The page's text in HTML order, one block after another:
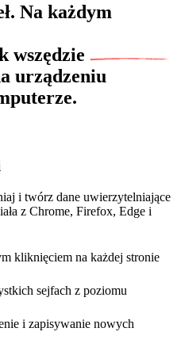
Na każdym
wszędzie
urządzeniu
i twórz dane uwierzytelniające
z Chrome, Firefox, Edge i
kliknięciem na każdej stronie
sejfach z poziomu
i zapisywanie nowych